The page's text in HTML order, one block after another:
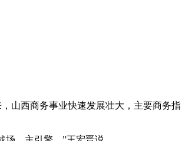
山西商务事业快速发展壮大，主要商务指